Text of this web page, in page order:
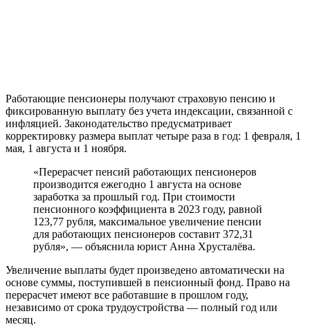
Работающие пенсионеры получают страховую пенсию и
фиксированную выплату без учета индексации, связанной с
инфляцией. Законодательство предусматривает
корректировку размера выплат четыре раза в год: 1 февраля, 1
мая, 1 августа и 1 ноября.
«Перерасчет пенсий работающих пенсионеров
производится ежегодно 1 августа на основе
заработка за прошлый год. При стоимости
пенсионного коэффициента в 2023 году, равной
123,77 рубля, максимальное увеличение пенсии
для работающих пенсионеров составит 372,31
рубля», — объяснила юрист Анна Хрусталёва.
Увеличение выплаты будет произведено автоматически на
основе суммы, поступившей в пенсионный фонд. Право на
перерасчет имеют все работавшие в прошлом году,
независимо от срока трудоустройства — полный год или
месяц.